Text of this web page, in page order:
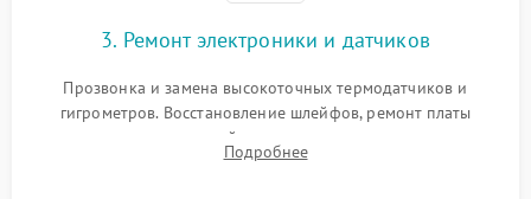
3. Ремонт электроники и датчиков
Прозвонка и замена высокоточных термодатчиков и
гигрометров. Восстановление шлейфов, ремонт платы
управления, отвечающей за поддержание микроклимата.
Проверка систем защиты от УФ-излучения и подсветки.
Подробнее